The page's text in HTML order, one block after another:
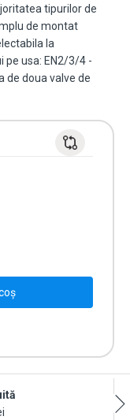
tipurilor de
de montat
la
pe usa: EN2/3/4 -
de doua valve de